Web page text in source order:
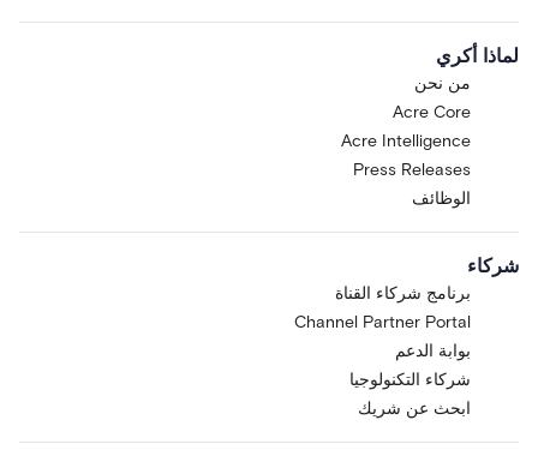
لماذا أكري
من نحن
Acre Core
Acre Intelligence
Press Releases
الوظائف
شركاء
برنامج شركاء القناة
Channel Partner Portal
بوابة الدعم
شركاء التكنولوجيا
ابحث عن شريك